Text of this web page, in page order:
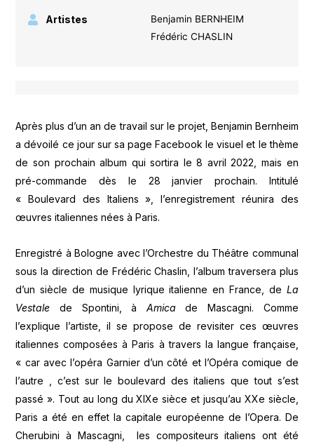
Artistes
Benjamin BERNHEIM
Frédéric CHASLIN
Après plus d’un an de travail sur le projet, Benjamin Bernheim
a dévoilé ce jour sur sa page Facebook le visuel et le thème
de son prochain album qui sortira le 8 avril 2022, mais en
pré-commande dès le 28 janvier prochain. Intitulé
« Boulevard des Italiens », l’enregistrement réunira des
œuvres italiennes nées à Paris.
Enregistré à Bologne avec l’Orchestre du Théâtre communal
sous la direction de Frédéric Chaslin, l’album traversera plus
d’un siècle de musique lyrique italienne en France, de La
Vestale de Spontini, à Amicade Mascagni. Comme
l’explique l’artiste, il se propose de revisiter ces œuvres
italiennes composées à Paris à travers la langue française,
« car avec l’opéra Garnier d’un côté et l’Opéra comique de
l’autre , c’est sur le boulevard des italiens que tout s’est
passé ». Tout au long du XIXe sièce et jusqu’au XXe siècle,
Paris a été en effet la capitale européenne de l’Opera. De
Cherubini à Mascagni, les compositeurs italiens ont été